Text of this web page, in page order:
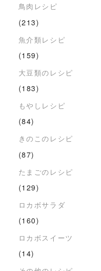
鳥肉レシピ
(213)
魚介類レシピ
(159)
大豆類のレシピ
(183)
もやしレシピ
(84)
きのこのレシピ
(87)
たまごのレシピ
(129)
ロカボサラダ
(160)
ロカボスイーツ
(14)